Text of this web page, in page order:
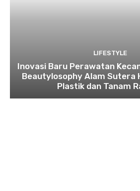
LIFESTYLE
Inovasi Baru Perawatan
Beautylosophy Alam Sutera
Plastik dan Tanam